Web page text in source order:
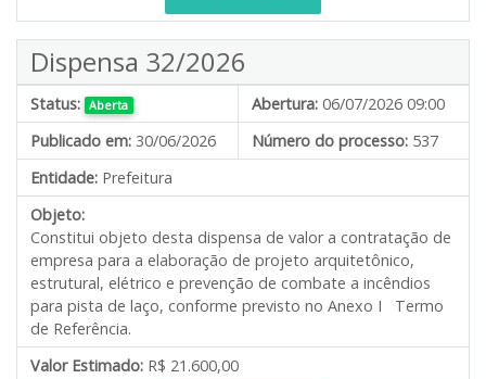
Dispensa 32/2026
Status: Aberta Abertura: 06/07/2026 09:00
Publicado em: 30/06/2026 Número do processo: 537
Entidade: Prefeitura
Objeto:
Constitui objeto desta dispensa de valor a contratação de
empresa para a elaboração de projeto arquitetônico,
estrutural, elétrico e prevenção de combate a incêndios
para pista de laço, conforme previsto no Anexo I Termo
de Referência.
Valor Estimado: R$ 21.600,00